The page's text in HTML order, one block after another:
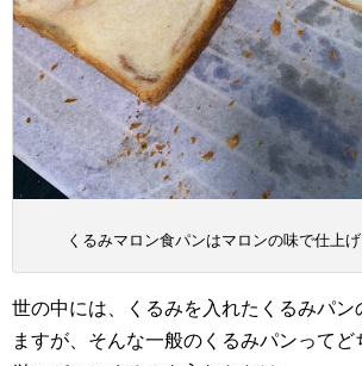
くるみマロン食パンはマロンの味で仕上
世の中には、くるみを入れたくるみパン
ますが、そんな一般のくるみパンってど